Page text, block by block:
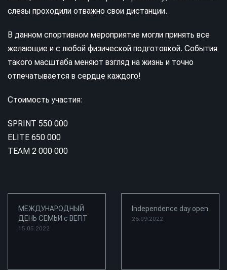
слезы проходили отважно свои дистанции.
В данном спортивном мероприятие могли принять все
желающие и с любой физической подготовкой. События
такого масштаба меняют взгляд на жизнь и точно
отпечатывается в сердце каждого!
Стоимость участия:
SPRINT 550 000
ELITE 650 000
TEAM 2 000 000
МЕЖДУНАРОДНЫЙ
ДЕНЬ СЕМЬИ с BEFIT
15.05.2022
Independence day open
26.09.2022